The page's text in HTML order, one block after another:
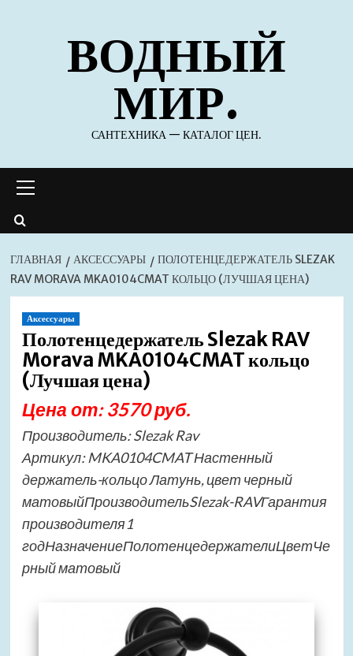
содержимомуВОДНЫЙ
МИР.
САНТЕХНИКА — КАТАЛОГ ЦЕН.
меню
ГЛАВНАЯ АКСЕССУАРЫ
ПОЛОТЕНЦЕДЕРЖАТЕЛЬ SLEZAK
RAV MORAVA MKA0104CMAT КОЛЬЦО (ЛУЧШАЯ ЦЕНА)
Аксессуары
Полотенцедержатель Slezak RAV
Morava MKA0104CMAT кольцо
(Лучшая цена)
Цена от: 3570 руб.
Производитель: Slezak Rav
Артикул: MKA0104CMAT Настенный
держатель-кольцо Латунь, цвет черный
матовыйПроизводительSlezak-RAVГарантия
производителя1
годНазначениеПолотенцедержателиЦветЧе
рный матовый